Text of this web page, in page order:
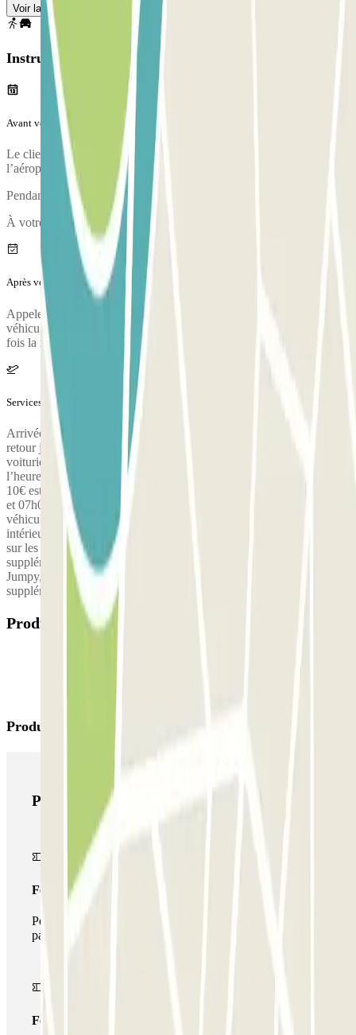
Voir la carte
Instructions
Avant votre voyage
Le client doit appeler le voiturier 20 minutes avant son arrivée à
l’aéroport. Au retour, il doit l’appeler une fois ses bagages récupérés.
Pendant l'appel, une personne vous confirmera le point de rencontre.
À votre arrivée, votre véhicule fera l'objet d'un état des lieux.
Après votre voyage
Appelez le parking pour demander la prise en charge de votre
véhicule. Le numéro de téléphone du parking vous sera transmis une
fois la réservation effectuée.
Services supplémentaires (non inclus dans le prix)
Arrivée ou retour le dimanche : 10€ à payer sur place Arrivée ou
retour jours fériés : 15€ à payer sur place Le client devra payer le
voiturier 10€ pour tout retard dépassant 30 minutes concernant
l’heure de remise de sa voiture, à payer sur place Un paiement de
10€ est applicable pour toute entrée ou sortie effectuée entre 04h00
et 07h00 et entre 21h00 et 00h00, à payer sur place Charge de
véhicule électrique 50€ (paiement sur place) Lavage de véhicule
intérieur et extérieur 60 € (paiement sur place) Supplément de 50€
sur les Traffic ,Master, pickup etc… (paiement sur place) Un
supplément de 25 € est appliqué pour les utilitaires (Berlingo,
Jumpy, etc.). (Paiement sur place) Les clients doivent payer un
supplément de 40€ pour chaque journée supplémentaire
Produits disponibles
Produits Parclick
Produits Parclick
Forfait Simple
Pendant votre séjour, vous ne pourrez entrer et sortir du
parking qu'une seule fois
Forfait de stationnement multiple